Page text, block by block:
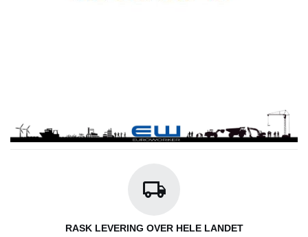
RASK LEVERING OVER HELE LANDET